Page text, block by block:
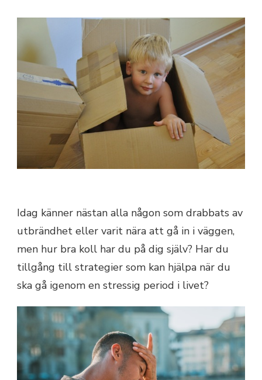
Idag känner nästan alla någon som drabbats av
utbrändhet eller varit nära att gå in i väggen,
men hur bra koll har du på dig själv? Har du
tillgång till strategier som kan hjälpa när du
ska gå igenom en stressig period i livet?